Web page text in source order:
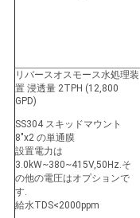
リバースオスモース水処理装
置 浸透量 2TPH (12,800
GPD)
SS304 スキッドマウント
8"x2 の単通膜
設置電力は
3.0kW~380~415V,50Hz.そ
の他の電圧はオプションで
す.
給水TDS<2000ppm